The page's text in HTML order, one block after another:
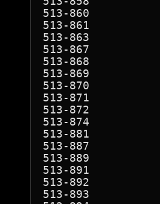
513-860
513-861
513-863
513-867
513-868
513-869
513-870
513-871
513-872
513-874
513-881
513-887
513-889
513-891
513-892
513-893